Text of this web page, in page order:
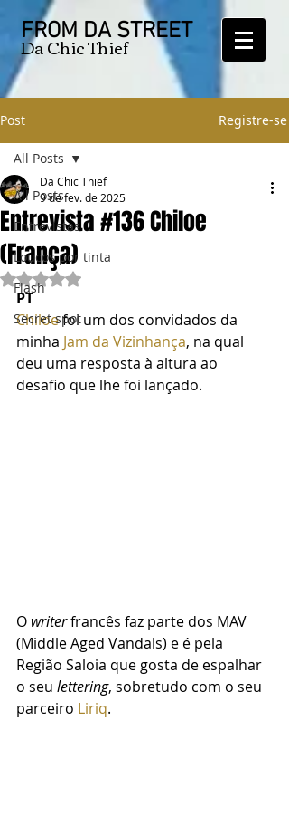
FROM DA STREET
Da Chic Thief
Post Registre-se
All Posts
Entrevistas
Loucos por tinta
Flash
Secret spot
All Posts
Entrevista #136 Chiloe
(França)
Da Chic Thief
9 de fev. de 2025
Avaliado com NaN de 5 estrelas.
PT
Chiloe foi um dos convidados da
minha Jam da Vizinhança, na qual
deu uma resposta à altura ao
desafio que lhe foi lançado.
O writer francês faz parte dos MAV
(Middle Aged Vandals) e é pela
Região Saloia que gosta de espalhar
o seu lettering, sobretudo com o seu
parceiro Liriq.